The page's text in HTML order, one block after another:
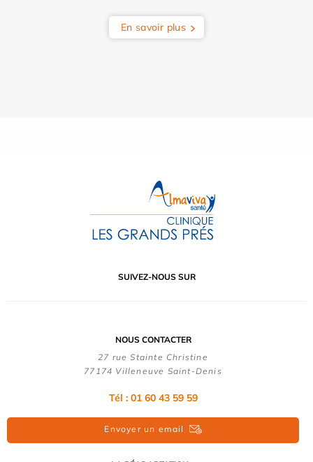
En savoir plus
SUIVEZ-NOUS SUR
NOUS CONTACTER
27 rue Stainte Christine
77174 Villeneuve Saint-Denis
Tél : 01 60 43 59 59
Envoyer un email